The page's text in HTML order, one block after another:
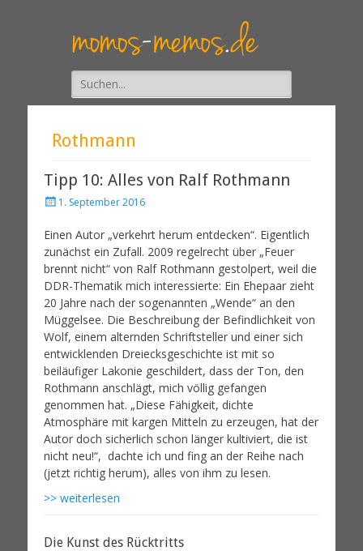
Suche
nach:
Rothmann
Tipp 10: Alles von Ralf Rothmann
1. September 2016
Einen Autor „verkehrt herum entdecken“. Eigentlich
zunächst ein Zufall. 2009 regelrecht über „Feuer
brennt nicht“ von Ralf Rothmann gestolpert, weil die
DDR-Thematik mich interessierte: Ein Ehepaar zieht
20 Jahre nach der sogenannten „Wende“ an den
Müggelsee. Die Beschreibung der Befindlichkeit von
Wolf, einem alternden Schriftsteller und einer sich
entwicklenden Dreiecksgeschichte ist mit so
beiläufiger Lakonie geschildert, dass der Ton, den
Rothmann anschlägt, mich völlig gefangen
genommen hat. „Diese Fähigkeit, dichte
Atmosphäre mit kargen Mitteln zu erzeugen, hat der
Autor doch sicherlich schon länger kultiviert, die ist
nicht neu!“, dachte ich und fing an der Reihe nach
(jetzt richtig herum), alles von ihm zu lesen.
>> weiterlesen
Die Kunst des Rücktritts